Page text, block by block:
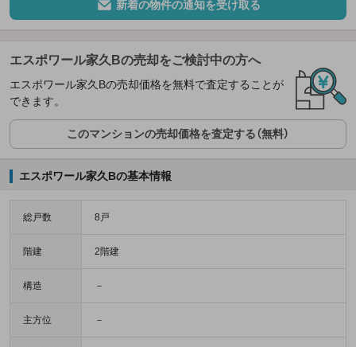
新着の物件の通知を受け取る
エスポワール家久Bの売却をご検討中の方へ
エスポワール家久Bの売却価格を無料で査定することが
できます。
このマンションの売却価格を査定する（無料）
エスポワール家久Bの基本情報
総戸数 8戸
階建 2階建
構造 －
主方位 －